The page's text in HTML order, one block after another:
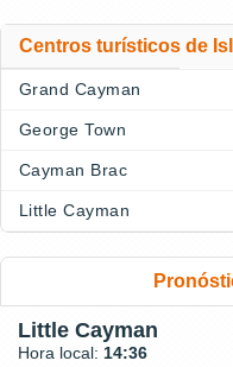
Centros turísticos de
Grand Cayman
George Town
Cayman Brac
Little Cayman
Little Cayman
Hora local: 14:36